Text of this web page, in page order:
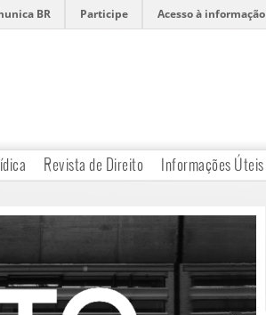
BR Participe Acesso à informação
Revista de Direito Informações Úteis